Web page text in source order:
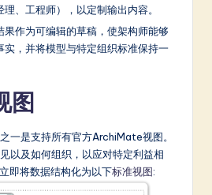
、工程师），以定制输出内容。
果作为可编辑的草稿，使架构师能够
实，并将模型与特定组织标准保持一
图
一是支持所有官方ArchiMate视图。
以及如何组织，以应对特定利益相
即将数据结构化为以下标准视图: